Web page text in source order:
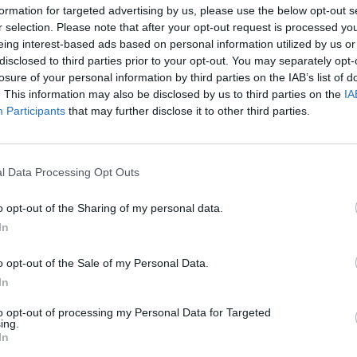
for targeted advertising by us, please use the below opt-out
selection. Please note that after your opt-out request is processed
interest-based ads based on personal information utilized by us
to third parties prior to your opt-out. You may separately
of your personal information by third parties on the IAB’s list of
This information may also be disclosed by us to third parties on the
Participants that may further disclose it to other third parties.
Data Processing Opt Outs
opt-out of the Sharing of my personal data.
opt-out of the Sale of my Personal Data.
opt-out of processing my Personal Data for Targeted
Ελισάβετ γνώριζε για τα σχέδια του
των Δούκα και Δούκισσας του Σάσεξ, αλλά
τις αποφάσεις τους. Αυτό δημοσιεύει η
μετά το τσουνάμι των αποκαλύψεων που
Χάρι και η Μέγκαν Μαρκλ παραιτούνται από
με σκοπό να γίνουν οικονομικά
τονίσει στον Χάρι να μην προβεί σε
συνάντηση με τη βασίλισσα στο
Γνωρίζοντας τι θα του πει, η
να μη βιαστεί να κάνει κάποια